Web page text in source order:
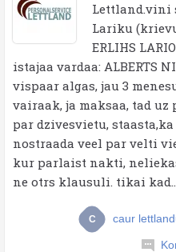
Lettland.vini
Lariku
ERLIHS
istajaa vardaa: ALBERTS
vispaar algas, jau 3
vairaak, ja maksaa, tad
par dzivesvietu,
nostraada veel par velti
kur parlaist nakti,
ne otrs klausuli. tikai
C caur